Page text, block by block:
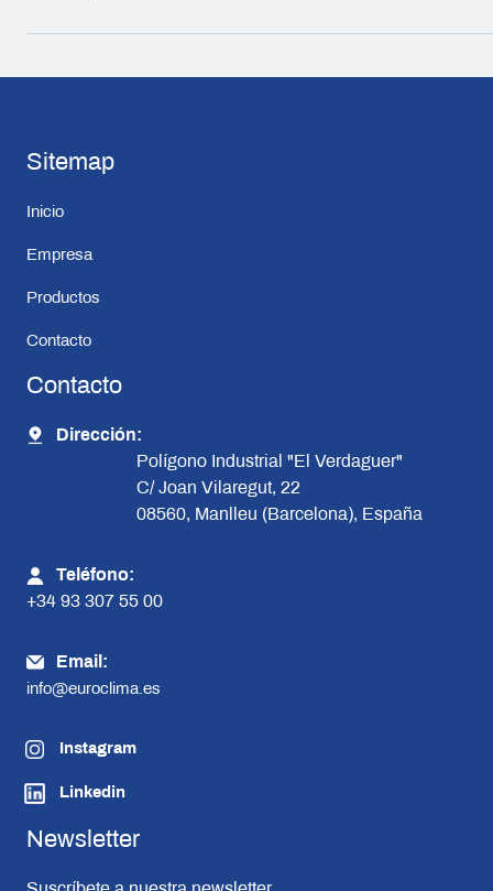
Sitemap
Inicio
Empresa
Productos
Contacto
Contacto
Dirección:
Polígono Industrial "El Verdaguer"
C/ Joan Vilaregut, 22
08560, Manlleu (Barcelona), España
Teléfono:
+34 93 307 55 00
Email:
info@euroclima.es
Instagram
Linkedin
Newsletter